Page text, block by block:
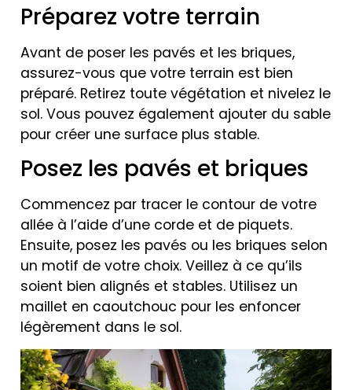
Préparez votre terrain
Avant de poser les pavés et les briques,
assurez-vous que votre terrain est bien
préparé. Retirez toute végétation et nivelez le
sol. Vous pouvez également ajouter du sable
pour créer une surface plus stable.
Posez les pavés et briques
Commencez par tracer le contour de votre
allée à l’aide d’une corde et de piquets.
Ensuite, posez les pavés ou les briques selon
un motif de votre choix. Veillez à ce qu’ils
soient bien alignés et stables. Utilisez un
maillet en caoutchouc pour les enfoncer
légèrement dans le sol.